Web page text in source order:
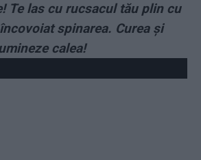
Te las cu rucsacul tău plin cu
spinarea. Curea și
calea!